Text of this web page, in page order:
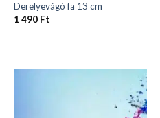
Derelyevágó fa 13 cm
1 490 Ft